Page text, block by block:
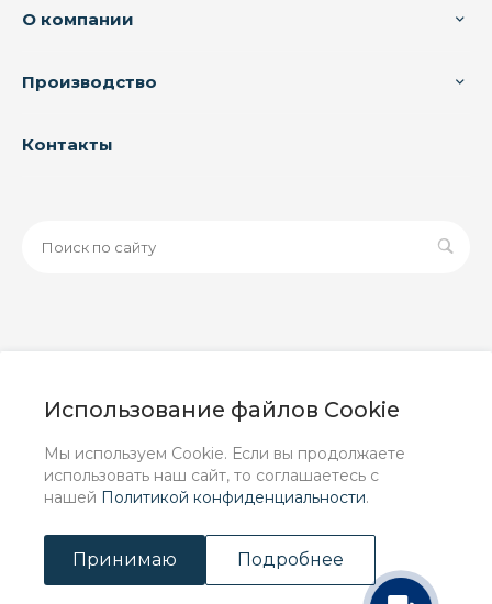
Использование файлов Cookie
Мы используем Cookie. Если вы продолжаете
использовать наш сайт, то соглашаетесь с
нашей Политикой конфиденциальности.
Принимаю Подробнее
О компании
Производство
Контакты
информационный характер и ни при каких условиях не
положениями Статьи 437 (2) ГК РФ.